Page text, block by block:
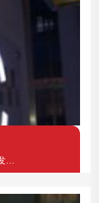
专业生产制作超级字、超级发光字、树脂发光字、铝边字、铝围边树脂发光字等广告招牌字。欢迎来电、QQ或者到厂咨询洽谈合作！服务热线：0755-82047622